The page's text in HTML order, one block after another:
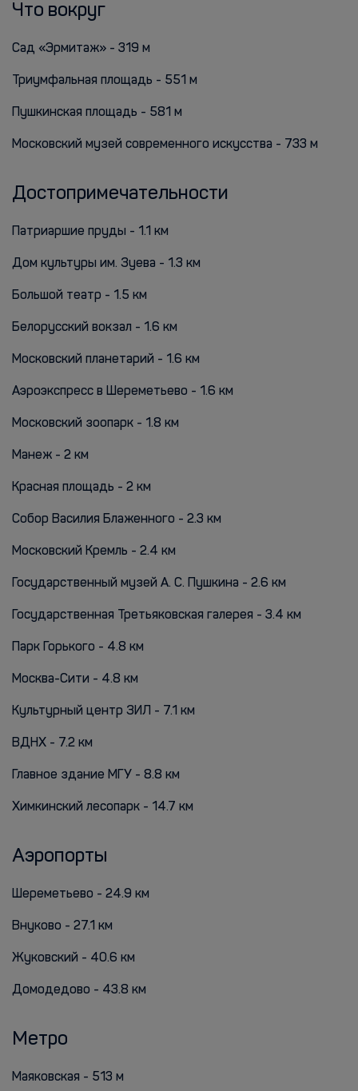
Что вокруг
Сад «Эрмитаж» - 319 м
Триумфальная площадь - 551 м
Пушкинская площадь - 581 м
Московский музей современного искусства - 733 м
Достопримечательности
Патриаршие пруды - 1.1 км
Дом культуры им. Зуева - 1.3 км
Большой театр - 1.5 км
Белорусский вокзал - 1.6 км
Московский планетарий - 1.6 км
Аэроэкспресс в Шереметьево - 1.6 км
Московский зоопарк - 1.8 км
Манеж - 2 км
Красная площадь - 2 км
Собор Василия Блаженного - 2.3 км
Московский Кремль - 2.4 км
Государственный музей А. С. Пушкина - 2.6 км
Государственная Третьяковская галерея - 3.4 км
Парк Горького - 4.8 км
Москва-Сити - 4.8 км
Культурный центр ЗИЛ - 7.1 км
ВДНХ - 7.2 км
Главное здание МГУ - 8.8 км
Химкинский лесопарк - 14.7 км
Аэропорты
Шереметьево - 24.9 км
Внуково - 27.1 км
Жуковский - 40.6 км
Домодедово - 43.8 км
Метро
Маяковская - 513 м